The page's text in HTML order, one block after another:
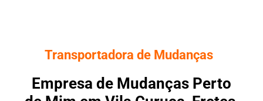
Transportadora de Mudanças
Empresa de Mudanças Perto